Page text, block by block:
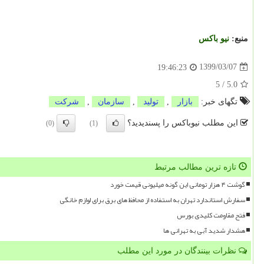
منبع: نیو باكس
1399/03/07
19:46:23
5.0
/
5
تگهای خبر:
بازار تولید سازمان شركت
این مطلب نیوباکس را پسندیدید؟ (1)
(0)
تازه ترین مطالب مرتبط
گوشت ۴ هزار تومانی این گونه میلیونی قیمت خورد
سفارش استاندارد تهران به استفاده از محافظ های برق برای لوازم خانگی
فتح مقاومت کلیدی بورس
هشدار شدید آبی به تهرانی ها
نظرات بینندگان در مورد این مطلب